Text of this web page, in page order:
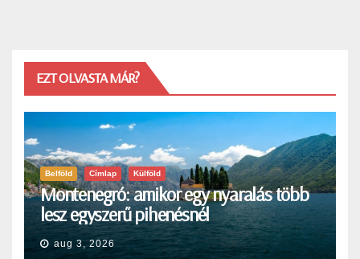
EZT OLVASTA MÁR?
Belföld Címlap Külföld
Montenegró: amikor egy nyaralás több
lesz egyszerű pihenésnél
aug 3, 2026